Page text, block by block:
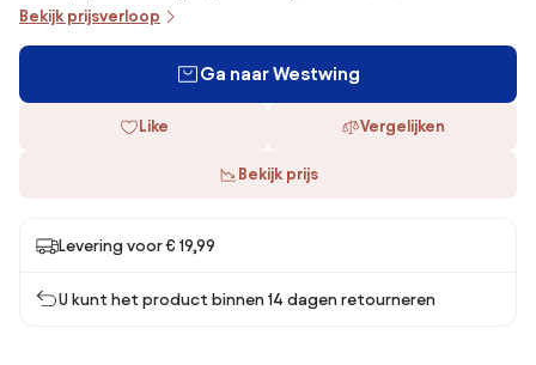
Bekijk prijsverloop
Ga naar Westwing
Like Vergelijken
Bekijk prijs
Levering voor € 19,99
U kunt het product binnen 14 dagen retourneren